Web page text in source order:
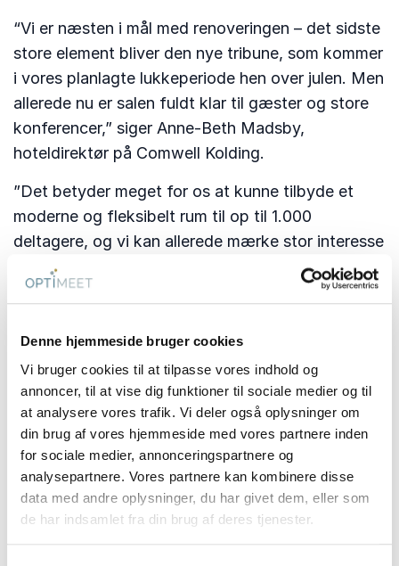
Denne hjemmeside bruger cookies
Vi bruger cookies til at tilpasse vores indhold og
annoncer, til at vise dig funktioner til sociale medier og til
at analysere vores trafik. Vi deler også oplysninger om
din brug af vores hjemmeside med vores partnere inden
for sociale medier, annonceringspartnere og
analysepartnere. Vores partnere kan kombinere disse
data med andre oplysninger, du har givet dem, eller som
de har indsamlet fra din brug af deres tjenester.
“Vi er næsten i mål med renoveringen – det sidste
store element bliver den nye tribune, som kommer
i vores planlagte lukkeperiode hen over julen. Men
allerede nu er salen fuldt klar til gæster og store
konferencer,” siger Anne-Beth Madsby,
hoteldirektør på Comwell Kolding.
”Det betyder meget for os at kunne tilbyde et
moderne og fleksibelt rum til op til 1.000
deltagere, og vi kan allerede mærke stor interesse
fra både virksomheder og arrangører. Vi har lagt
vægt på at renovere i så bæredygtig en stil som
kombinerer funktionalitet, æstetik og
ansvarlighed.”
Med de nye rammer kan Comwell Kolding
fremover imødekomme stigende efterspørgsel på
større konferencer, kongresser, firmafester og
events – både nationalt og internationalt.
Comwell Kolding ligger centralt i trekantområdet